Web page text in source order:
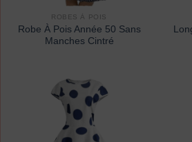
ROBES À POIS
Robe À Pois Année 50 Sans
Manches Cintré